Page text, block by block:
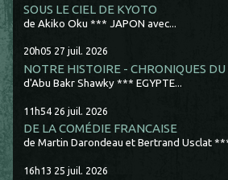
SOUS LE CIEL DE KYOTO
de Akiko Oku *** JAPON avec...
20h05 27 juil. 2026
NOTRE HISTOIRE - CHRONIQUES DU
d'Abu Bakr Shawky *** EGYPTE...
11h54 26 juil. 2026
DE LA COMÉDIE FRANCAISE
de Martin Darondeau et Bertrand Usclat
16h13 25 juil. 2026